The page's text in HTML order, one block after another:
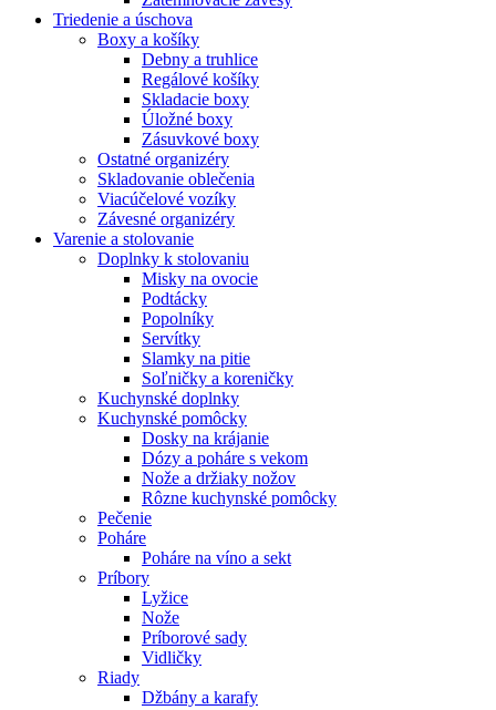
Triedenie a úschova
Boxy a košíky
Debny a truhlice
Regálové košíky
Skladacie boxy
Úložné boxy
Zásuvkové boxy
Ostatné organizéry
Skladovanie oblečenia
Viacúčelové vozíky
Závesné organizéry
Varenie a stolovanie
Doplnky k stolovaniu
Misky na ovocie
Podtácky
Popolníky
Servítky
Slamky na pitie
Soľničky a koreničky
Kuchynské doplnky
Kuchynské pomôcky
Dosky na krájanie
Dózy a poháre s vekom
Nože a držiaky nožov
Rôzne kuchynské pomôcky
Pečenie
Poháre
Poháre na víno a sekt
Príbory
Lyžice
Nože
Príborové sady
Vidličky
Riady
Džbány a karafy